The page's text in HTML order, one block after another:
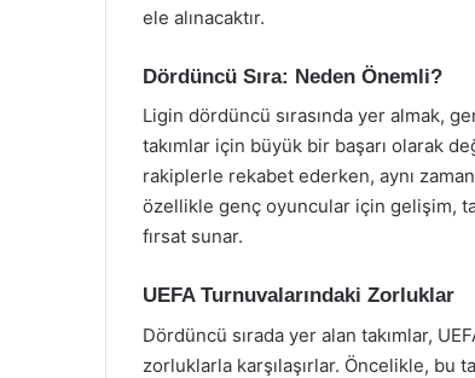
ele alınacaktır.
Dördüncü Sıra: Neden Önemli?
Ligin dördüncü sırasında yer almak,
takımlar için büyük bir başarı olarak
rakiplerle rekabet ederken, aynı
özellikle genç oyuncular için gelişim,
fırsat sunar.
UEFA Turnuvalarındaki Zorluklar
Dördüncü sırada yer alan takımlar,
zorluklarla karşılaşırlar. Öncelikle, bu